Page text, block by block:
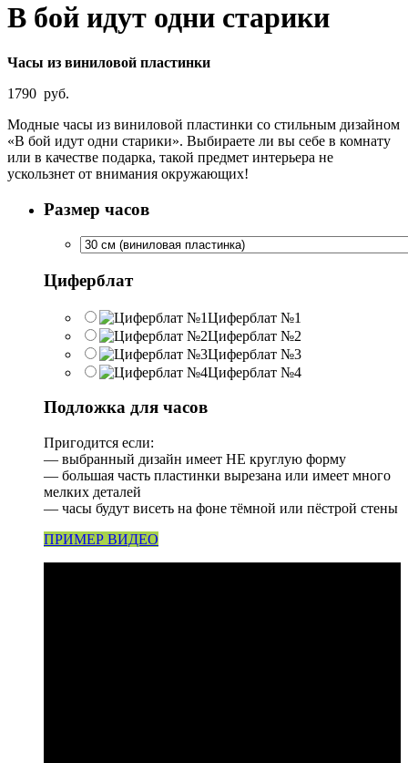
В бой идут одни старики
Часы из виниловой пластинки
1790 руб.
Модные часы из виниловой пластинки со стильным дизайном
«В бой идут одни старики». Выбираете ли вы себе в комнату
или в качестве подарка, такой предмет интерьера не
ускользнет от внимания окружающих!
Размер часов
Циферблат
Циферблат №1
Циферблат №2
Циферблат №3
Циферблат №4
Подложка для часов
Пригодится если:
— выбранный дизайн имеет НЕ круглую форму
— большая часть пластинки вырезана или имеет много
мелких деталей
— часы будут висеть на фоне тёмной или пёстрой стены
ПРИМЕР ВИДЕО